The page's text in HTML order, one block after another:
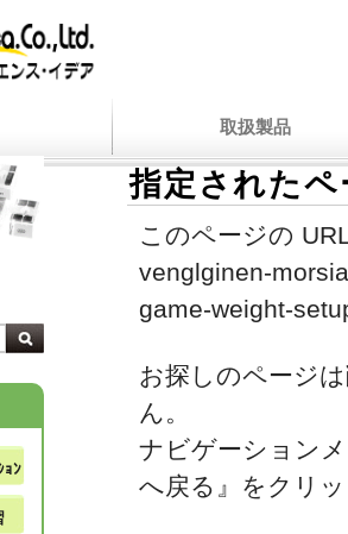
取扱製品
指定された
このページの
venglginen-
game-weight-
お探しのページ
ん。
ナビゲーション
へ戻る』をクリ
ｮﾝ